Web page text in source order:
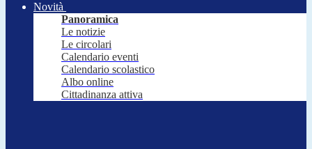
Novità
Panoramica
Le notizie
Le circolari
Calendario eventi
Calendario scolastico
Albo online
Cittadinanza attiva